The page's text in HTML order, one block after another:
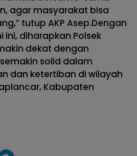
agar masyarakat bisa
tutup AKP Asep.Dengan
diharapkan Polsek
dekat dengan
solid dalam
dan ketertiban di wilayah
Kabupaten